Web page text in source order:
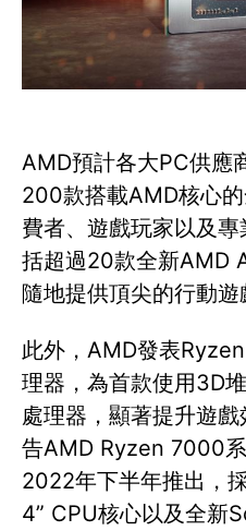
AMD預計各大PC供應
200款搭載AMD核心
費者、遊戲玩家以及
括超過20款全新AMD
隨地提供頂尖的行動遊
此外，AMD發表
理器，為首款使用3D
處理器，顯著提升遊
告AMD Ryzen 7000
2022年下半年推出，
4” CPU核心以及全新